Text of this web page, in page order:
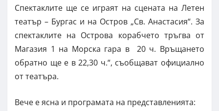
Спектаклите ще се играят на сцената на Летен
театър – Бургас и на Остров „Св. Анастасия“. За
спектаклите на Острова корабчето тръгва от
Магазия 1 на Морска гара в 20 ч. Връщането
обратно ще е в 22,30 ч.“, съобщават официално
от театъра.
Вече е ясна и програмата на представленията: